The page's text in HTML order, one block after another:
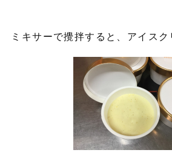
ミキサーで攪拌すると、アイスク